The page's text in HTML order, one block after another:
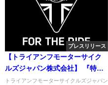
プレスリリース
【トライアンフモーターサイク
ルズジャパン株式会社】 『特別
キャンペーン 』開催のご案内
トライアンフモーターサイクルズジャパン